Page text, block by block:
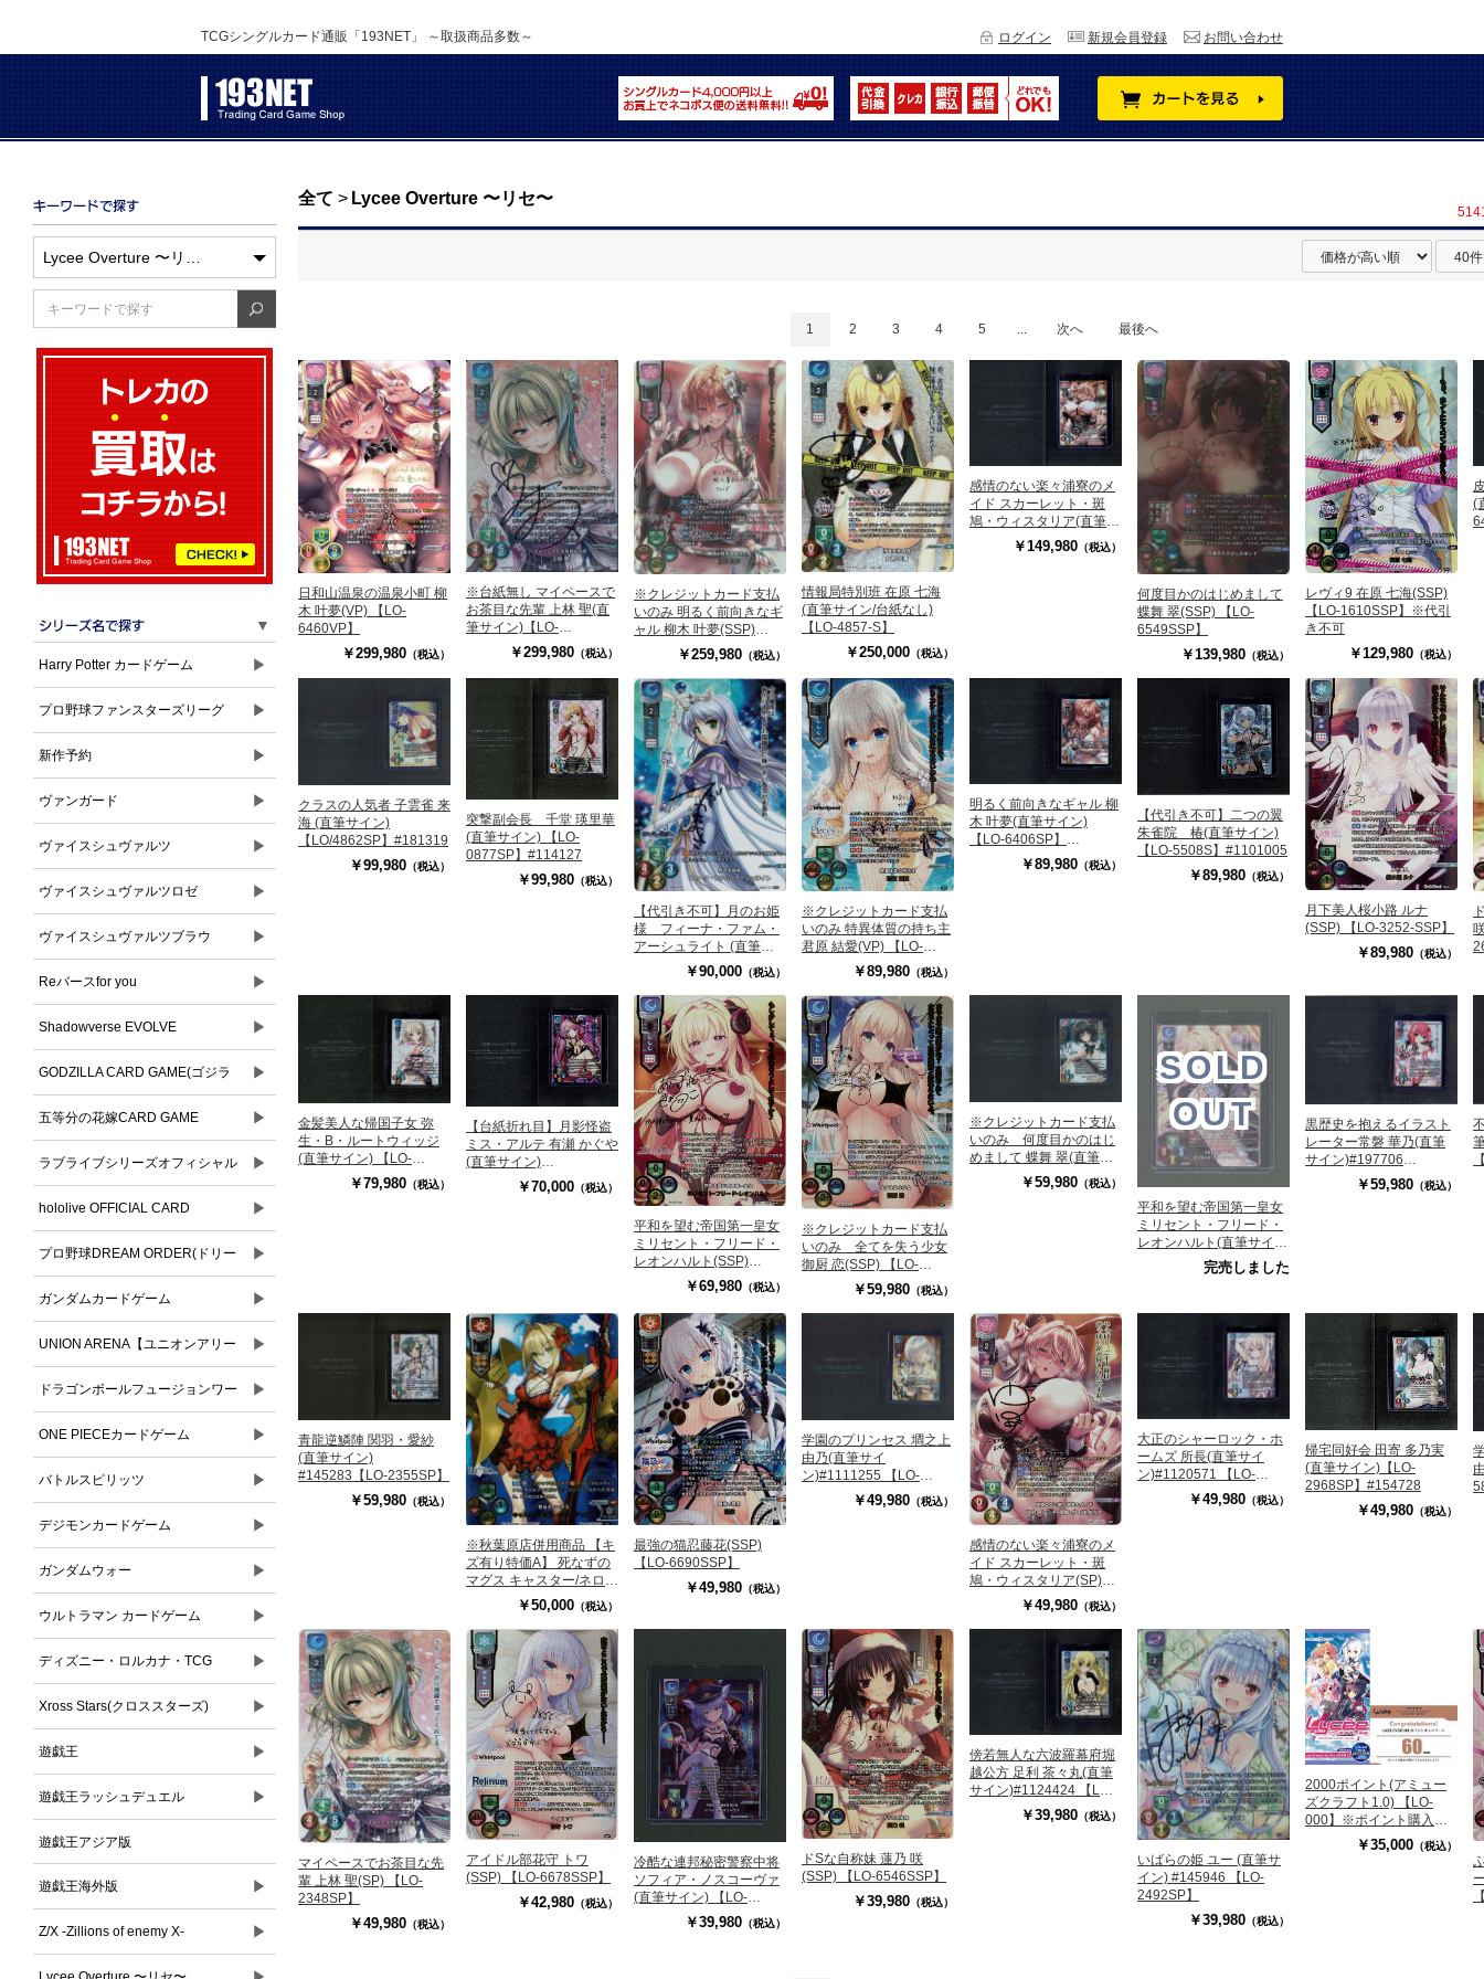
TCGシングルカード通販「193NET」 ～取扱商品多数～ お問い合わせ
新規会員登録
ログイン
▼
Harry Potter カードゲーム ▶
プロ野球ファンスターズリーグ ▶
新作予約 ▶
ヴァンガード ▶
ヴァイスシュヴァルツ ▶
ヴァイスシュヴァルツロゼ ▶
ヴァイスシュヴァルツブラウ ▶
Reバースfor you ▶
Shadowverse EVOLVE ▶
GODZILLA CARD GAME(ゴジラ
カードゲーム)
▶
五等分の花嫁CARD GAME ▶
ラブライブシリーズオフィシャル
カードゲーム
▶
hololive OFFICIAL CARD
GAME(ホロライブオフィシャルカ
ードゲーム)
▶
プロ野球DREAM ORDER(ドリー
ムオーダー)
▶
ガンダムカードゲーム ▶
UNION ARENA【ユニオンアリー
ナ】
▶
ドラゴンボールフュージョンワー
ルド
▶
ONE PIECEカードゲーム ▶
バトルスピリッツ ▶
デジモンカードゲーム ▶
ガンダムウォー ▶
ウルトラマン カードゲーム ▶
ディズニー・ロルカナ・TCG ▶
Xross Stars(クロススターズ) ▶
遊戯王 ▶
遊戯王ラッシュデュエル ▶
遊戯王アジア版
遊戯王海外版 ▶
Z/X -Zillions of enemy X- ▶
全て > Lycee Overture 〜リセ〜
1 2 3 4 5 ... 次へ 最後へ
日和山温泉の温泉小町 柳
木 叶夢(VP) 【LO-
6460VP】
￥299,980 （税込）
※台紙無し マイペースで
お茶目な先輩 上林 聖(直
筆サイン)【LO-
2348SP】￥299,980 （税込）
※クレジットカード支払
いのみ 明るく前向きなギ
ャル 柳木 叶夢(SSP)
【LO-6406SSP】
￥259,980 （税込）
情報局特別班 在原 七海
(直筆サイン/台紙なし)
【LO-4857-S】
￥250,000 （税込）
感情のない楽々浦寮のメ
イド スカーレット・斑
鳩・ウィスタリア(直筆サ
イン) 【LO-6408SP】
￥149,980 （税込）
何度目かのはじめまして
蝶舞 翠(SSP) 【LO-
6549SSP】
￥139,980 （税込）
レヴィ9 在原 七海(SSP)
【LO-1610SSP】※代引
き不可
￥129,980 （税込）
(
クラスの人気者 子雲雀 来
海 (直筆サイン)
【LO/4862SP】#181319
￥99,980 （税込）
突撃副会長 千堂 瑛里華
(直筆サイン) 【LO-
0877SP】#114127
￥99,980 （税込）
【代引き不可】月のお姫
様 フィーナ・ファム・
アーシュライト (直筆サ
イン/台紙無し) 【LO-
￥90,000 （税込）
※クレジットカード支払
いのみ 特異体質の持ち主
君原 結愛(VP) 【LO-
6676VP】￥89,980 （税込）
明るく前向きなギャル 柳
木 叶夢(直筆サイン)
【LO-6406SP】
#1129065￥89,980 （税込）
【代引き不可】二つの翼
朱雀院 椿(直筆サイン)
【LO-5508S】#1101005
￥89,980 （税込）
月下美人桜小路 ルナ
(SSP) 【LO-3252-SSP】
￥89,980 （税込）
金髪美人な帰国子女 弥
生・B・ルートウィッジ
(直筆サイン) 【LO-
6547SP】#1133278
￥79,980 （税込）
【台紙折れ目】月影怪盗
ミス・アルテ 有瀬 かぐや
(直筆サイン)
【LO/4136SP】#169897
￥70,000 （税込）
平和を望む帝国第一皇女
ミリセント・フリード・
レオンハルト(SSP)
【LO-6403SSP】
￥69,980 （税込）
※クレジットカード支払
いのみ 全てを失う少女
御厨 恋(SSP) 【LO-
6681SSP】￥59,980 （税込）
※クレジットカード支払
いのみ 何度目かのはじ
めまして 蝶舞 翠(直筆サ
イン) 【LO-6549SP】
￥59,980 （税込）
SOLD
OUT
平和を望む帝国第一皇女
ミリセント・フリード・
レオンハルト(直筆サイ
ン) 【LO-6403S】完売しました
黒歴史を抱えるイラスト
レーター常磐 華乃(直筆
サイン)#197706
【LO/5350SP】
￥59,980 （税込）
青龍逆鱗陣 関羽・愛紗
(直筆サイン)
#145283【LO-2355SP】
￥59,980 （税込）
※秋葉原店併用商品 【キ
ズ有り特価A】 死なずの
マグス キャスター/ネロ・
クラウディウス(サイン)
【LO-1325SSP】
￥50,000 （税込）
最強の猫忍藤花(SSP)
【LO-6690SSP】
￥49,980 （税込）
学園のプリンセス 墹之上
由乃(直筆サイ
ン)#1111255 【LO-
5818SP】￥49,980 （税込）
感情のない楽々浦寮のメ
イド スカーレット・斑
鳩・ウィスタリア(SP)
【LO-6408SP】
￥49,980 （税込）
大正のシャーロック・ホ
ームズ 所長(直筆サイ
ン)#1120571 【LO-
6081SP】￥49,980 （税込）
帰宅同好会 田寄 多乃実
(直筆サイン)【LO-
2968SP】#154728
￥49,980 （税込）
マイペースでお茶目な先
輩 上林 聖(SP) 【LO-
2348SP】
￥49,980 （税込）
アイドル部花守 トワ
(SSP) 【LO-6678SSP】
￥42,980 （税込）
冷酷な連邦秘密警察中将
ソフィア・ノスコーヴァ
(直筆サイン) 【LO-
6404S】#1128513
￥39,980 （税込）
ドSな自称妹 蓮乃 咲
(SSP) 【LO-6546SSP】
￥39,980 （税込）
傍若無人な六波羅幕府堀
越公方 足利 茶々丸(直筆
サイン)#1124424 【LO-
6226SP】￥39,980 （税込）
いばらの姫 ユー (直筆サ
イン) #145946 【LO-
2492SP】
￥39,980 （税込）
2000ポイント(アミュー
ズクラフト1.0) 【LO-
000】※ポイント購入に
関する注意事項をご確認
￥35,000 （税込）